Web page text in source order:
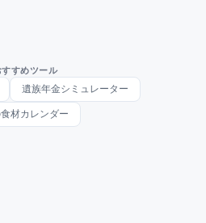
すすめツール
遺族年金シミュレーター
材カレンダー